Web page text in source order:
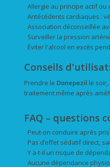
Allergie au principe actif ou
Antécédents cardiaques :
Association déconseillée
Surveiller la pression
Éviter l'alcool en excès
Conseils
Prendre le Donepezil le
traitement même après
FAQ – questions
Peut-on conduire après
Pas d’effet sédatif direct,
Y a-t-il un risque de
Aucune dépendance